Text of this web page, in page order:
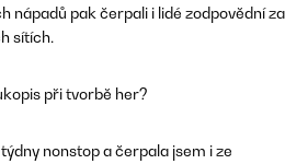
nápadů pak čerpali i lidé zodpovědní za
sítích.
při tvorbě her?
nonstop a čerpala jsem i ze